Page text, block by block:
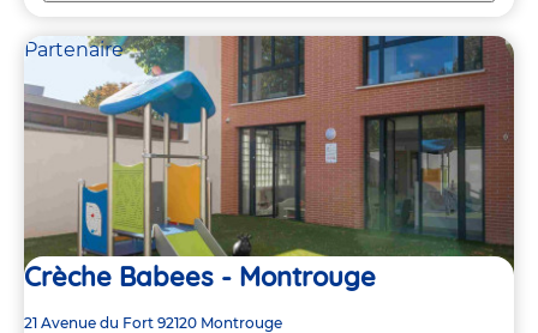
Partenaire
Crèche Babees - Montrouge
Adresse
21 Avenue du Fort 92120 Montrouge